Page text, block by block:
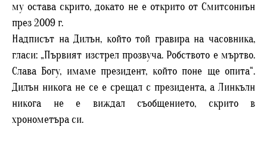
му остава скрито, докато не е открито от Смитсониън
през 2009 г.
Надписът на Дилън, който той гравира на часовника,
гласи: „Първият изстрел прозвуча. Робството е мъртво.
Слава Богу, имаме президент, който поне ще опита“.
Дилън никога не се е срещал с президента, а Линкълн
никога не е виждал съобщението, скрито в
хронометъра си.